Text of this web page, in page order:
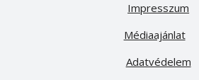
Médiaajánlat
Impresszum
Adatvédelem